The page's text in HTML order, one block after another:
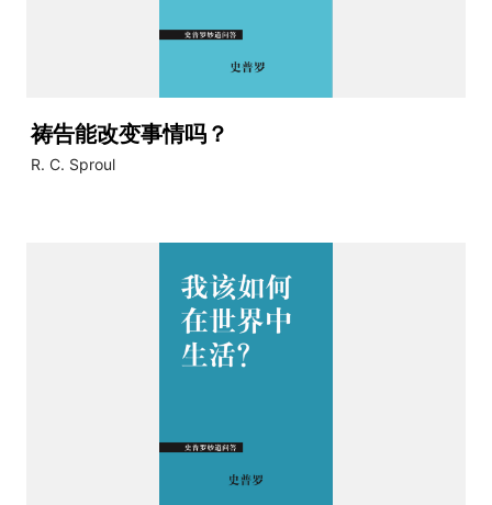
祷告能改变事情吗？
R. C. Sproul